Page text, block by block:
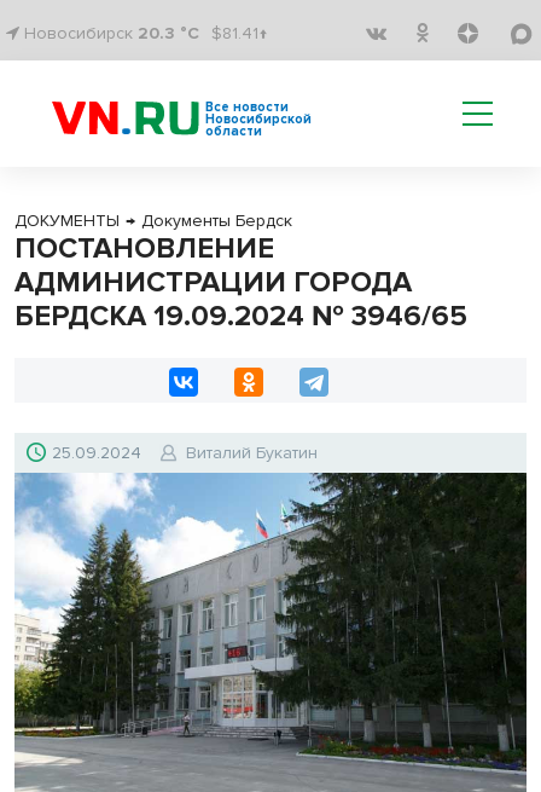
Новосибирск 20.3 °C $81.41↑
Все новости
Новосибирской
области
ДОКУМЕНТЫ → Документы Бердск
ПОСТАНОВЛЕНИЕ
АДМИНИСТРАЦИИ ГОРОДА
БЕРДСКА 19.09.2024 № 3946/65
25.09.2024 Виталий Букатин